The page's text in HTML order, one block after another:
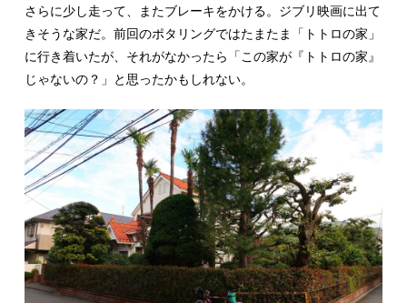
さらに少し走って、またブレーキをかける。ジブリ映画に出て
きそうな家だ。前回のポタリングではたまたま「トトロの家」
に行き着いたが、それがなかったら「この家が『トトロの家』
じゃないの？」と思ったかもしれない。